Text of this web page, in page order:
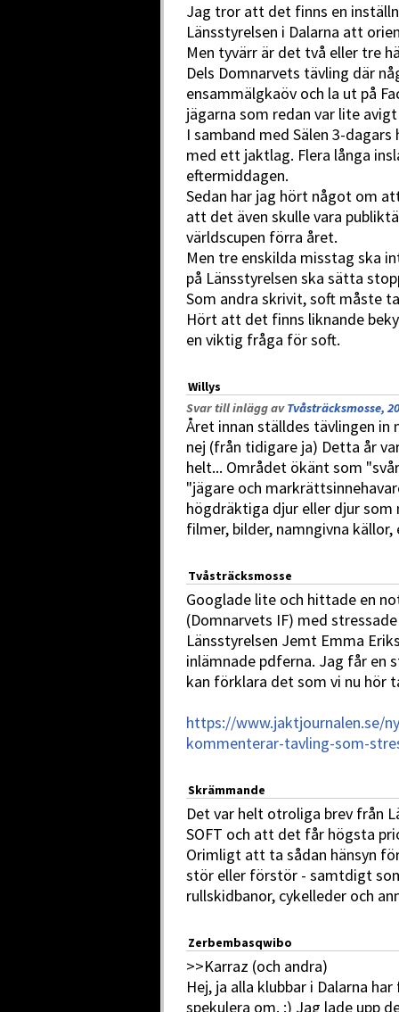
Jag tror att det finns en
Länsstyrelsen i Dalarna att
Men tyvärr är det två eller tre
Dels Domnarvets tävling där
ensammälgkaöv och la ut på
jägarna som redan var lite
I samband med Sälen 3-
med ett jaktlag. Flera långa
eftermiddagen.
Sedan har jag hört något om
att det även skulle vara
världscupen förra året.
Men tre enskilda misstag ska
på Länsstyrelsen ska sätta
Som andra skrivit, soft måste
Hört att det finns liknande
en viktig fråga för soft.
Willys
Svar till inlägg avTvåsträcksmosse,
Året innan ställdes tävlingen
nej (från tidigare ja) Detta år
helt... Området ökänt som
"jägare och
högdräktiga djur eller djur
filmer, bilder, namngivna källor,
Tvåsträcksmosse
Googlade lite och hittade en
(Domnarvets IF) med
Länsstyrelsen Jemt Emma
inlämnade pdferna. Jag får en
kan förklara det som vi nu hör
https://www.jaktjournalen.se/
kommenterar-tavling-som-
Skrämmande
Det var helt otroliga brev från
SOFT och att det får högsta
Orimligt att ta sådan hänsyn
stör eller förstör - samtdigt
rullskidbanor, cykelleder och
Zerbembasqwibo
>>Karraz (och andra)
Hej, ja alla klubbar i Dalarna
spekulera om. :) Jag lade upp